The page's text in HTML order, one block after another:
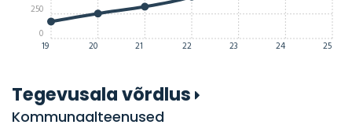
19 20 21 22 23 24 25
0
250
Tegevusala võrdlus
Kommunaalteenused